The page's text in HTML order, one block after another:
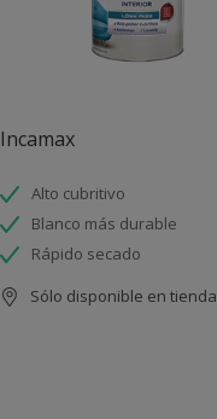
Incamax
Alto cubritivo
Blanco más durable
Rápido secado
Sólo disponible en tienda